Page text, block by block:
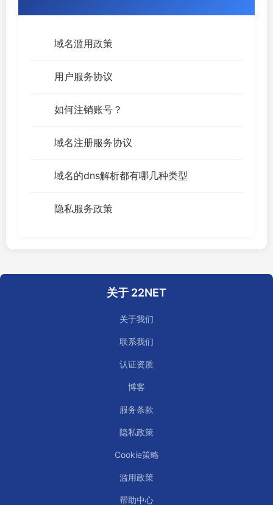
域名滥用政策
用户服务协议
如何注销账号？
域名注册服务协议
域名的dns解析都有哪几种类型
隐私服务政策
关于 22NET
关于我们
联系我们
认证资质
博客
服务条款
隐私政策
Cookie策略
滥用政策
帮助中心